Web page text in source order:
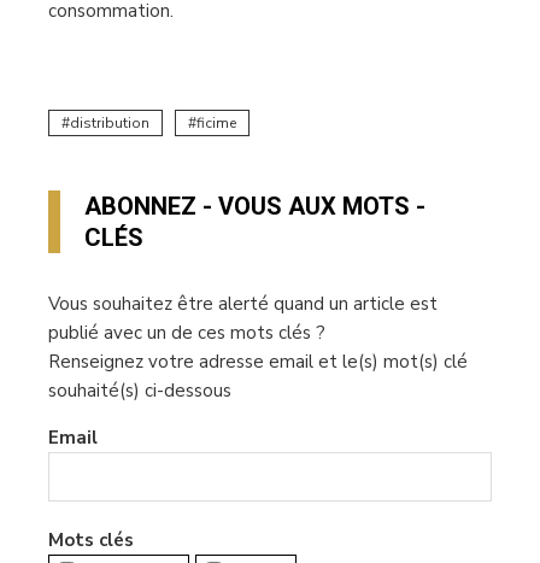
consommation.
distribution ficime
ABONNEZ - VOUS AUX MOTS -
CLÉS
Vous souhaitez être alerté quand un article est
publié avec un de ces mots clés ?
Renseignez votre adresse email et le(s) mot(s) clé
souhaité(s) ci-dessous
Email
Mots clés